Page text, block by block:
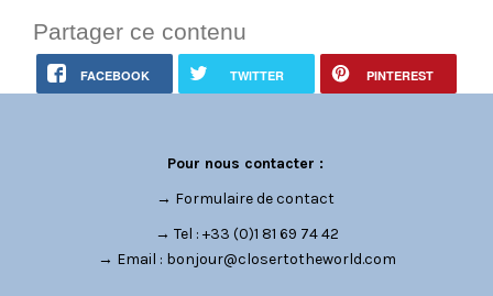
Partager ce contenu
FACEBOOK TWITTER PINTEREST
Pour nous contacter :
→ Formulaire de contact
→ Tel : +33 (0)1 81 69 74 42
→ Email : bonjour@closertotheworld.com